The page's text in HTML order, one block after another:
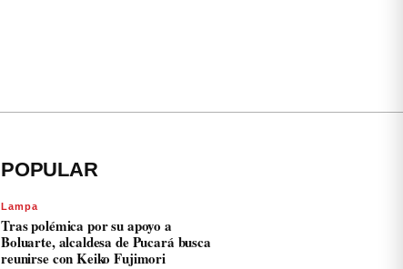
POPULAR
Lampa
Tras polémica por su apoyo a
Boluarte, alcaldesa de Pucará busca
reunirse con Keiko Fujimori